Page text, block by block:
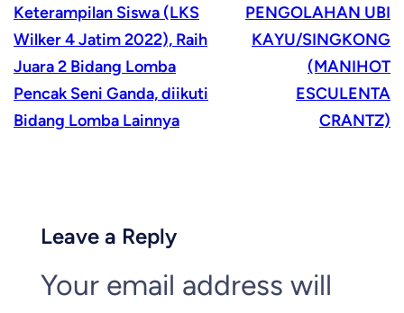
Keterampilan Siswa (LKS
Wilker 4 Jatim 2022), Raih
Juara 2 Bidang Lomba
Pencak Seni Ganda, diikuti
Bidang Lomba Lainnya
PENGOLAHAN UBI
KAYU/SINGKONG
(MANIHOT
ESCULENTA
CRANTZ)
Leave a Reply
Your email address will